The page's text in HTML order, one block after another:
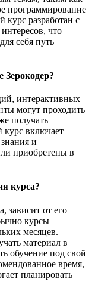
программирование
разработан с
что
себя путь
Зерокодер?
интерактивных
могут проходить
получать
курс включает
и
приобретены в
курса?
зависит от его
курсы
месяцев.
материал в
обучение под свой
время,
планировать